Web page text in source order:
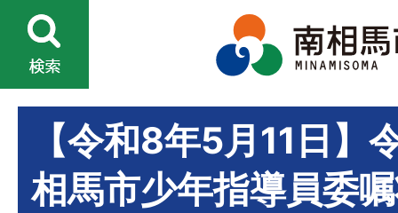
【令和8年5月11日】
相馬市少年指導員委